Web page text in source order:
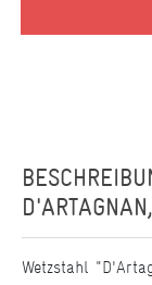
Wetzstahl